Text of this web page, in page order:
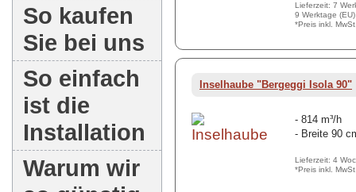
So kaufen
Sie bei uns
So einfach
ist die
Installation
Warum wir
Lieferzeit: 7
9 Werktage (EU)
*Preis inkl.
Inselhaube "Bergeggi Isola 90"
- 814 m³/h
- Breite 90
Lieferzeit: 4
*Preis inkl.